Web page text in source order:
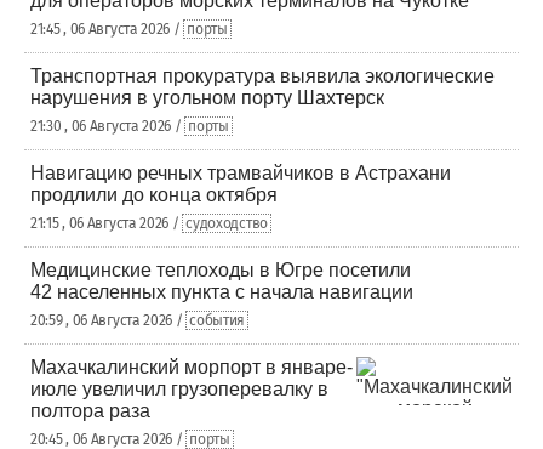
21:45 , 06 Августа 2026 / порты
Транспортная прокуратура выявила экологические
нарушения в угольном порту Шахтерск
21:30 , 06 Августа 2026 / порты
Навигацию речных трамвайчиков в Астрахани
продлили до конца октября
21:15 , 06 Августа 2026 / судоходство
Медицинские теплоходы в Югре посетили
42 населенных пункта с начала навигации
20:59 , 06 Августа 2026 / события
Махачкалинский морпорт в январе-
июле увеличил грузоперевалку в
полтора раза
20:45 , 06 Августа 2026 / порты